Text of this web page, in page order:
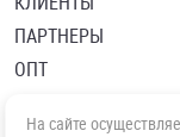
ПАРТНЕРЫ
ОПТ
Политика в
На сайте